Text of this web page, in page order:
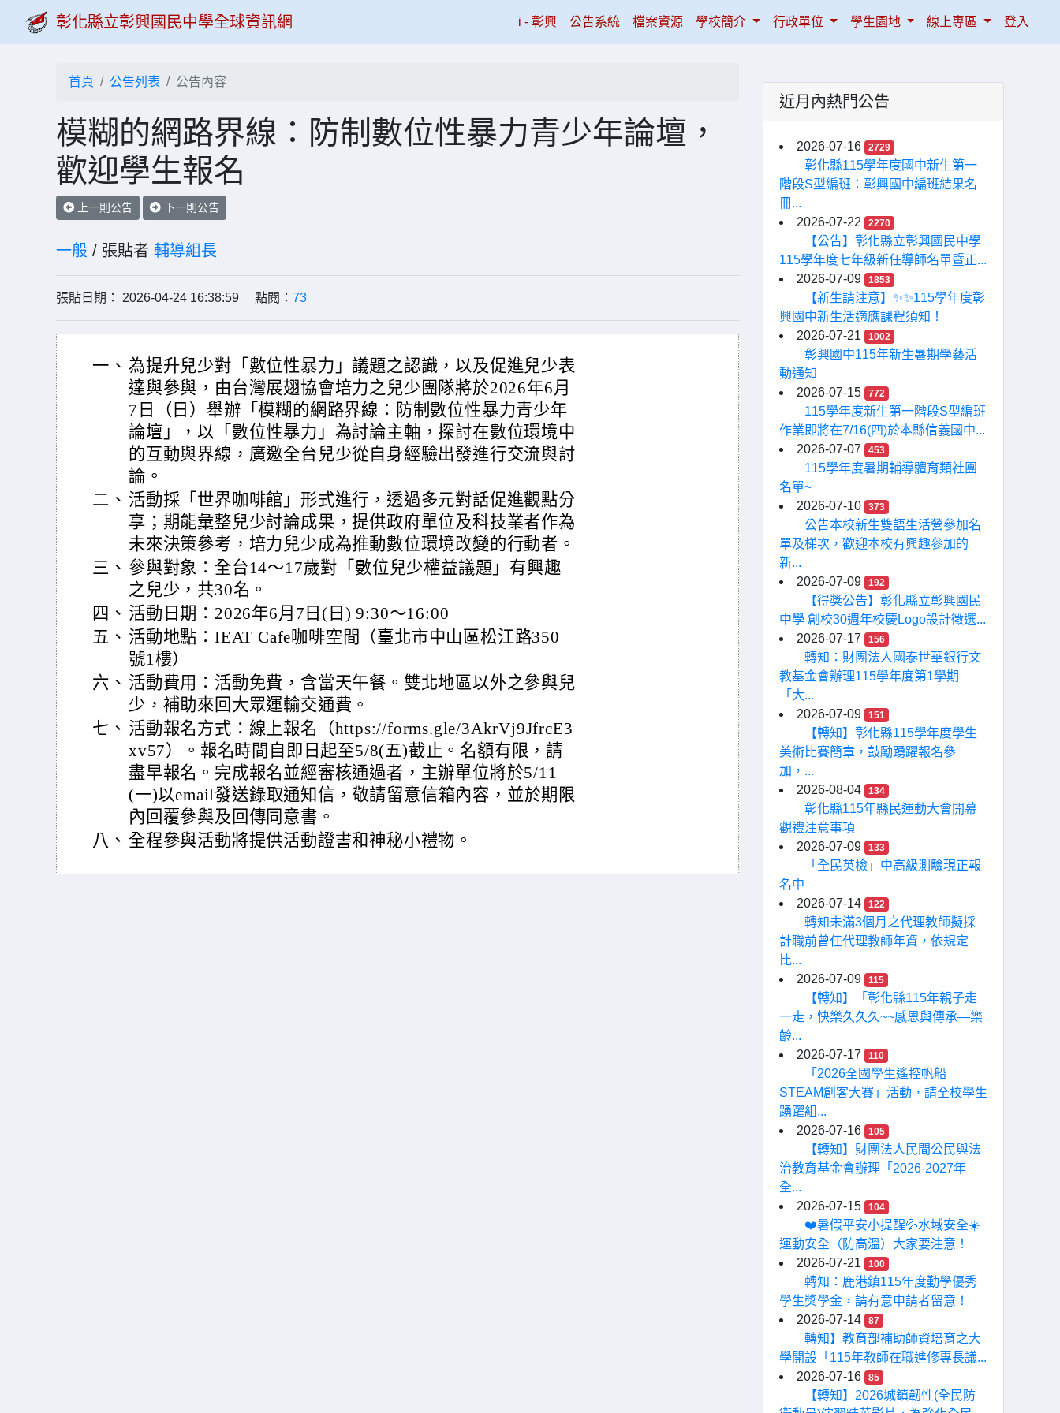
彰化縣立彰興國民中學全球資訊網 i - 彰興(current)
公告系統 檔案資源 學校簡介 行政單位 學生園地 線上專區 登入
首頁 公告列表 公告內容
模糊的網路界線：防制數位性暴力青少年論壇，
歡迎學生報名
上一則公告 下一則公告
一般 / 張貼者 輔導組長
張貼日期： 2026-04-24 16:38:59 點閱： 73
一、 為提升兒少對「數位性暴力」議題之認識，以及促進兒少表
達與參與，由台灣展翅協會培力之兒少團隊將於2026年6月
7日（日）舉辦「模糊的網路界線：防制數位性暴力青少年
論壇」，以「數位性暴力」為討論主軸，探討在數位環境中
的互動與界線，廣邀全台兒少從自身經驗出發進行交流與討
論。
二、 活動採「世界咖啡館」形式進行，透過多元對話促進觀點分
享；期能彙整兒少討論成果，提供政府單位及科技業者作為
未來決策參考，培力兒少成為推動數位環境改變的行動者。
三、 參與對象：全台14～17歲對「數位兒少權益議題」有興趣
之兒少，共30名。
四、 活動日期：2026年6月7日(日) 9:30～16:00
五、 活動地點：IEAT Cafe咖啡空間（臺北市中山區松江路350
號1樓）
六、 活動費用：活動免費，含當天午餐。雙北地區以外之參與兒
少，補助來回大眾運輸交通費。
七、 活動報名方式：線上報名（https://forms.gle/3AkrVj9JfrcE3
xv57）。報名時間自即日起至5/8(五)截止。名額有限，請
盡早報名。完成報名並經審核通過者，主辦單位將於5/11
(一)以email發送錄取通知信，敬請留意信箱內容，並於期限
內回覆參與及回傳同意書。
八、 全程參與活動將提供活動證書和神秘小禮物。
近月內熱門公告
2026-07-16 2729
彰化縣115學年度國中新生第一
階段S型編班：彰興國中編班結果名
冊...
2026-07-22
2270
【公告】彰化縣立彰興國民中學
115學年度七年級新任導師名單暨正...
2026-07-09
1853
【新生請注意】✨✨115學年度彰
興國中新生活適應課程須知！
2026-07-21
1002
彰興國中115年新生暑期學藝活
動通知
2026-07-15
772
115學年度新生第一階段S型編班
作業即將在7/16(四)於本縣信義國中...
2026-07-07
453
115學年度暑期輔導體育類社團
名單~
2026-07-10
373
公告本校新生雙語生活營參加名
單及梯次，歡迎本校有興趣參加的
新...
2026-07-09
192
【得獎公告】彰化縣立彰興國民
中學 創校30週年校慶Logo設計徵選...
2026-07-17
156
轉知：財團法人國泰世華銀行文
教基金會辦理115學年度第1學期
「大...
2026-07-09
151
【轉知】彰化縣115學年度學生
美術比賽簡章，鼓勵踴躍報名參
加，...
2026-08-04
134
彰化縣115年縣民運動大會開幕
觀禮注意事項
2026-07-09
133
「全民英檢」中高級測驗現正報
名中
2026-07-14
122
轉知未滿3個月之代理教師擬採
計職前曾任代理教師年資，依規定
比...
2026-07-09
115
【轉知】「彰化縣115年親子走
一走，快樂久久久~~感恩與傳承—樂
齡...
2026-07-17
110
「2026全國學生遙控帆船
STEAM創客大賽」活動，請全校學生
踴躍組...
2026-07-16
105
【轉知】財團法人民間公民與法
治教育基金會辦理「2026-2027年
全...
2026-07-15
104
❤️暑假平安小提醒💦水域安全☀️
運動安全（防高溫）大家要注意！
2026-07-21
100
轉知：鹿港鎮115年度勤學優秀
學生獎學金，請有意申請者留意！
2026-07-14
87
轉知】教育部補助師資培育之大
學開設「115年教師在職進修專長議...
2026-07-16
85
【轉知】2026城鎮韌性(全民防